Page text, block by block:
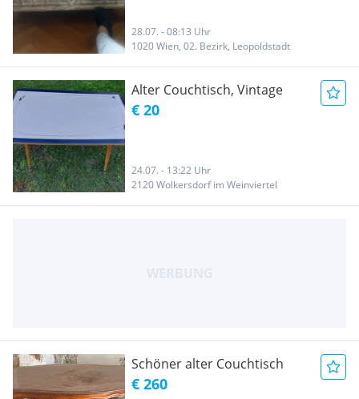
28.07. - 08:13 Uhr
1020 Wien, 02. Bezirk, Leopoldstadt
Alter Couchtisch, Vintage
€ 20
24.07. - 13:22 Uhr
2120 Wolkersdorf im Weinviertel
Schöner alter Couchtisch
€ 260